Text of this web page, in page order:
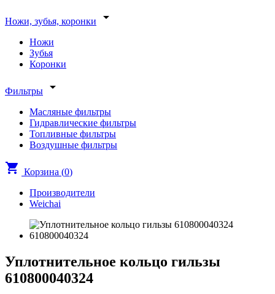
Ножи, зубья, коронки arrow_drop_down
Ножи
Зубья
Коронки
Фильтры arrow_drop_down
Масляные фильтры
Гидравлические фильтры
Топливные фильтры
Воздушные фильтры
shopping_cart Корзина (0)
Производители
Weichai
Уплотнительное кольцо гильзы
610800040324